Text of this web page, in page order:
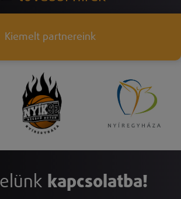
Kiemelt partnereink
kapcsolatba!